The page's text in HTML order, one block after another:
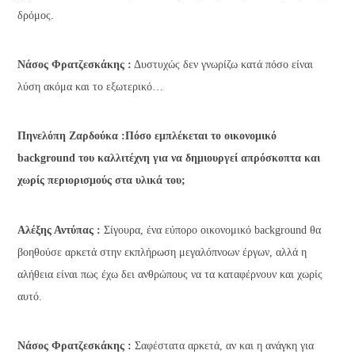
δρόμος.
Νάσος Φρατζεσκάκης : Δυστυχώς δεν γνωρίζω κατά πόσο είναι
λύση ακόμα και το εξωτερικό…
Πηνελόπη Ζαρδούκα :Πόσο εμπλέκεται το οικονομικό
background του καλλιτέχνη για να δημιουργεί απρόσκοπτα και
χωρίς περιορισμούς στα υλικά του;
Αλέξης Αντύπας : Σίγουρα, ένα εύπορο οικονομικό background θα
βοηθούσε αρκετά στην εκπλήρωση μεγαλόπνοων έργων, αλλά η
αλήθεια είναι πως έχω δει ανθρώπους να τα καταφέρνουν και χωρίς
αυτό.
Νάσος Φρατζεσκάκης : Σαφέστατα αρκετά, αν και η ανάγκη για